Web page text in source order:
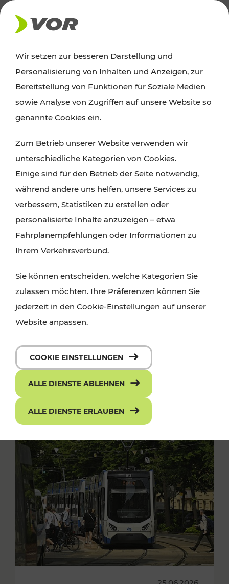
AKTUELLES
News
Alle wichtigen Meldungen zu Fahrplanänderungen,
finden Sie hier im Überblick.
Wir setzen zur besseren Darstellung und
Personalisierung von Inhalten und Anzeigen, zur
Bereitstellung von Funktionen für Soziale Medien
sowie Analyse von Zugriffen auf unsere Website so
genannte Cookies ein.
Zum Betrieb unserer Website verwenden wir
unterschiedliche Kategorien von Cookies.
Einige sind für den Betrieb der Seite notwendig,
während andere uns helfen, unsere Services zu
verbessern, Statistiken zu erstellen oder
personalisierte Inhalte anzuzeigen – etwa
Fahrplanempfehlungen oder Informationen zu
Ihrem Verkehrsverbund.
Sie können entscheiden, welche Kategorien Sie
zulassen möchten. Ihre Präferenzen können Sie
jederzeit in den Cookie-Einstellungen auf unserer
Website anpassen.
COOKIE EINSTELLUNGEN
ALLE DIENSTE ABLEHNEN
ALLE DIENSTE ERLAUBEN